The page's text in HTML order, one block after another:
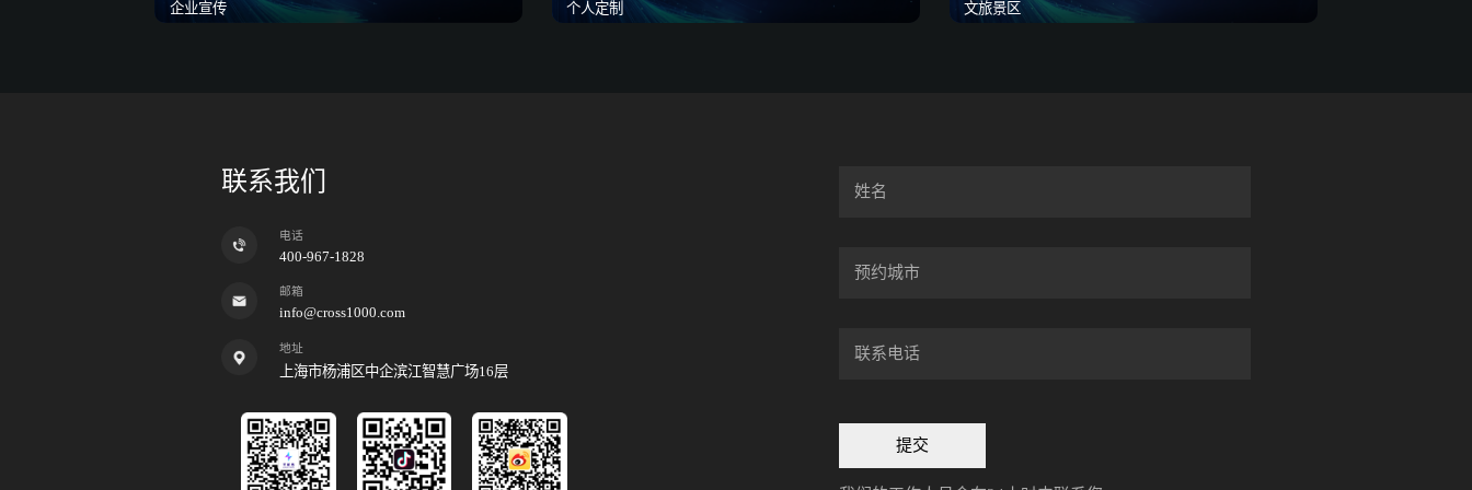
20260501-上海宝山葫芦娃兄弟五
20260403-许昌襄城油菜花节
企业宣传 个人定制 文旅景区
联系我们
电话
400-967-1828
邮箱
info@cross1000.com
地址
上海市杨浦区中企滨江智慧广场16层
提交